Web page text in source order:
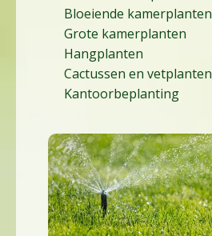
Bloeiende kamerplanten
Grote kamerplanten
Hangplanten
Cactussen en vetplanten
Kantoorbeplanting